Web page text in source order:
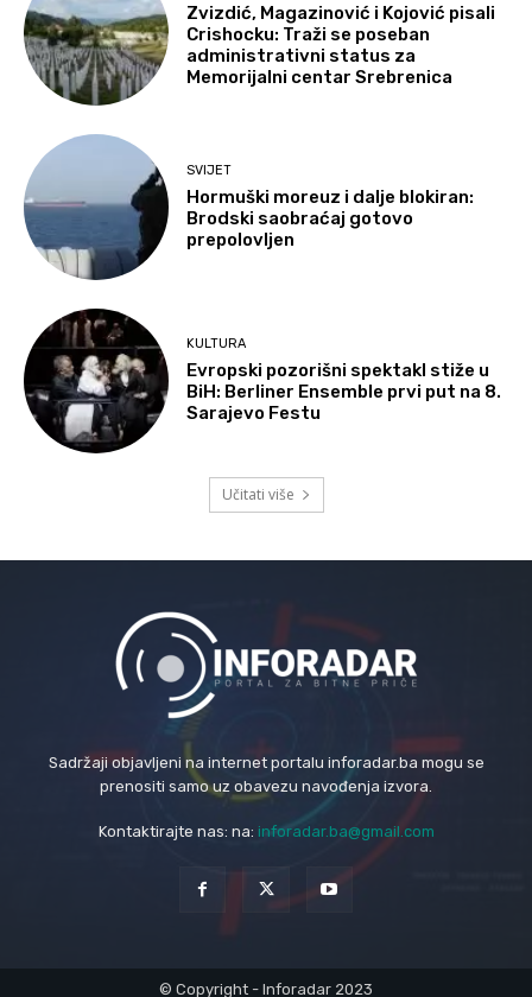
Zvizdić, Magazinović i Kojović pisali
Crishocku: Traži se poseban
administrativni status za
Memorijalni centar Srebrenica
SVIJET
Hormuški moreuz i dalje blokiran:
Brodski saobraćaj gotovo
prepolovljen
KULTURA
Evropski pozorišni spektakl stiže u
BiH: Berliner Ensemble prvi put na 8.
Sarajevo Festu
Učitati više
Sadržaji objavljeni na internet portalu inforadar.ba mogu se
prenositi samo uz obavezu navođenja izvora.
Kontaktirajte nas: na: inforadar.ba@gmail.com
© Copyright - Inforadar 2023